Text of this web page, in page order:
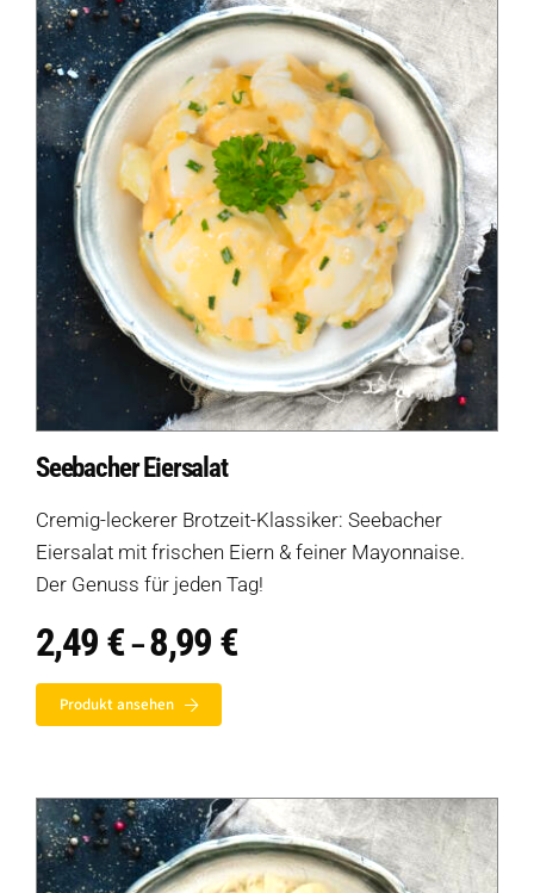
Seebacher Eiersalat
Cremig-leckerer Brotzeit-Klassiker: Seebacher
Eiersalat mit frischen Eiern & feiner Mayonnaise.
Der Genuss für jeden Tag!
2,49 € –8,99 €Preisspanne:
2,49 €
Produkt ansehen